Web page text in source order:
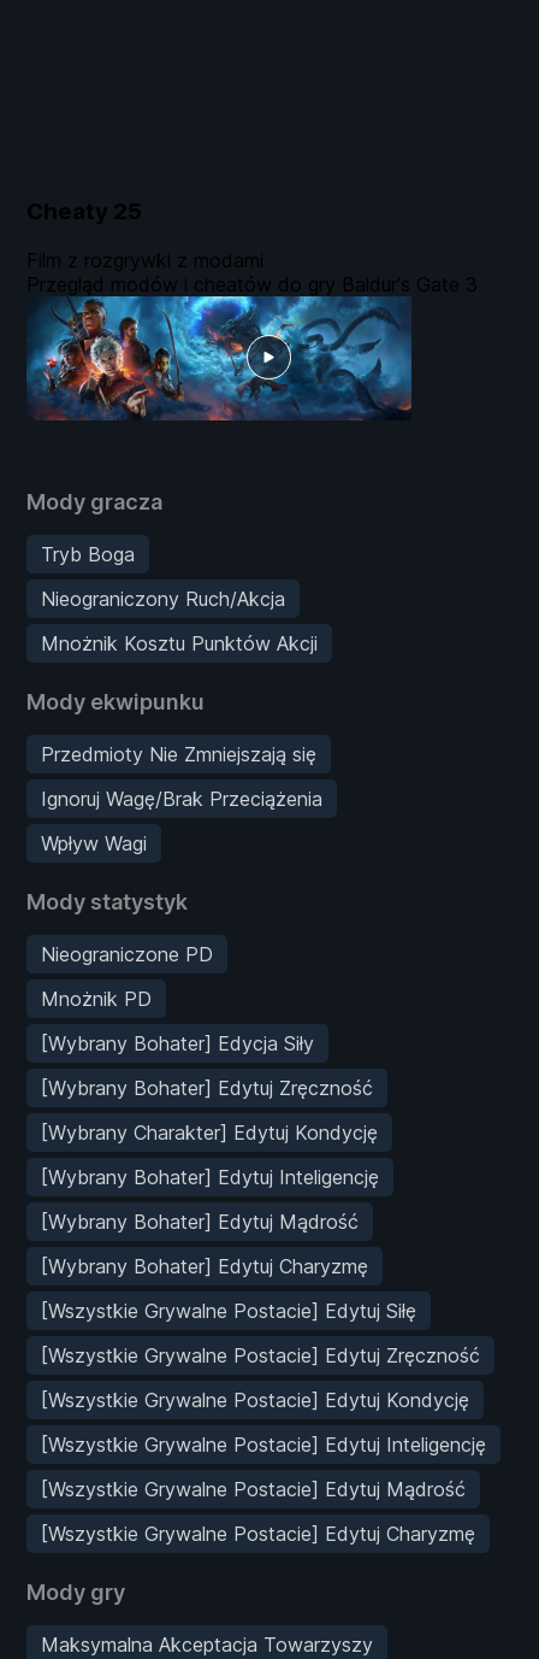
Cheaty 25
Mody gracza
Tryb Boga
Nieograniczony Ruch/Akcja
Mnożnik Kosztu Punktów Akcji
Mody ekwipunku
Przedmioty Nie Zmniejszają się
Ignoruj Wagę/Brak Przeciążenia
Wpływ Wagi
Mody statystyk
Nieograniczone PD
Mnożnik PD
[Wybrany Bohater] Edycja Siły
[Wybrany Bohater] Edytuj Zręczność
[Wybrany Charakter] Edytuj Kondycję
[Wybrany Bohater] Edytuj Inteligencję
[Wybrany Bohater] Edytuj Mądrość
[Wybrany Bohater] Edytuj Charyzmę
[Wszystkie Grywalne Postacie] Edytuj Siłę
[Wszystkie Grywalne Postacie] Edytuj Zręczność
[Wszystkie Grywalne Postacie] Edytuj Kondycję
[Wszystkie Grywalne Postacie] Edytuj Inteligencję
[Wszystkie Grywalne Postacie] Edytuj Mądrość
[Wszystkie Grywalne Postacie] Edytuj Charyzmę
Mody gry
Maksymalna Akceptacja Towarzyszy
Film z rozgrywki z modami
Przegląd modów i cheatów do gry Baldur's Gate 3